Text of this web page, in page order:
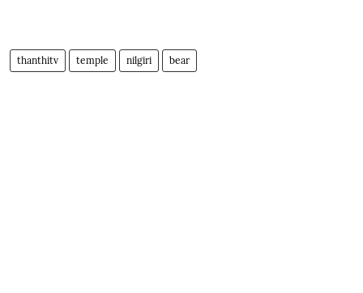
thanthitv temple nilgiri bear